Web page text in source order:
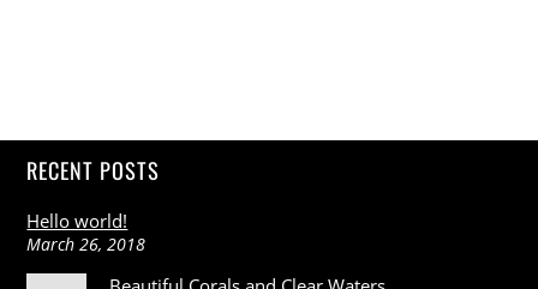
RECENT POSTS
Hello world!
March 26, 2018